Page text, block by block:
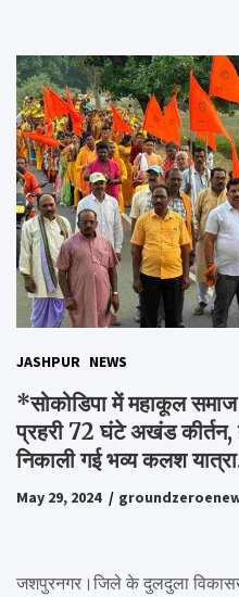
JASHPUR NEWS
*सोकोडिपा में महाकूल
प्रहरी 72 घंटे अखंड कीर्तन,
निकाली गई भव्य कलश
May 29, 2024
जशपुरनगर।जिले के दुलदुला